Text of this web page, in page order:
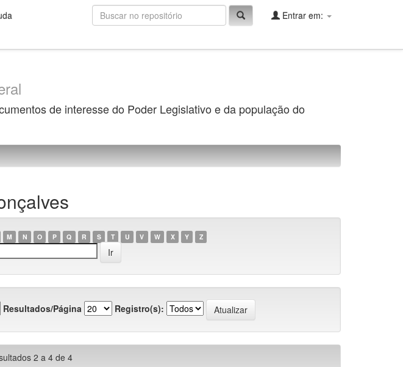
Entrar em:
de interesse do Poder Legislativo e da população do
M N O P Q R S T U V W X Y Z
Resultados/Página Registro(s):
2 a 4 de 4